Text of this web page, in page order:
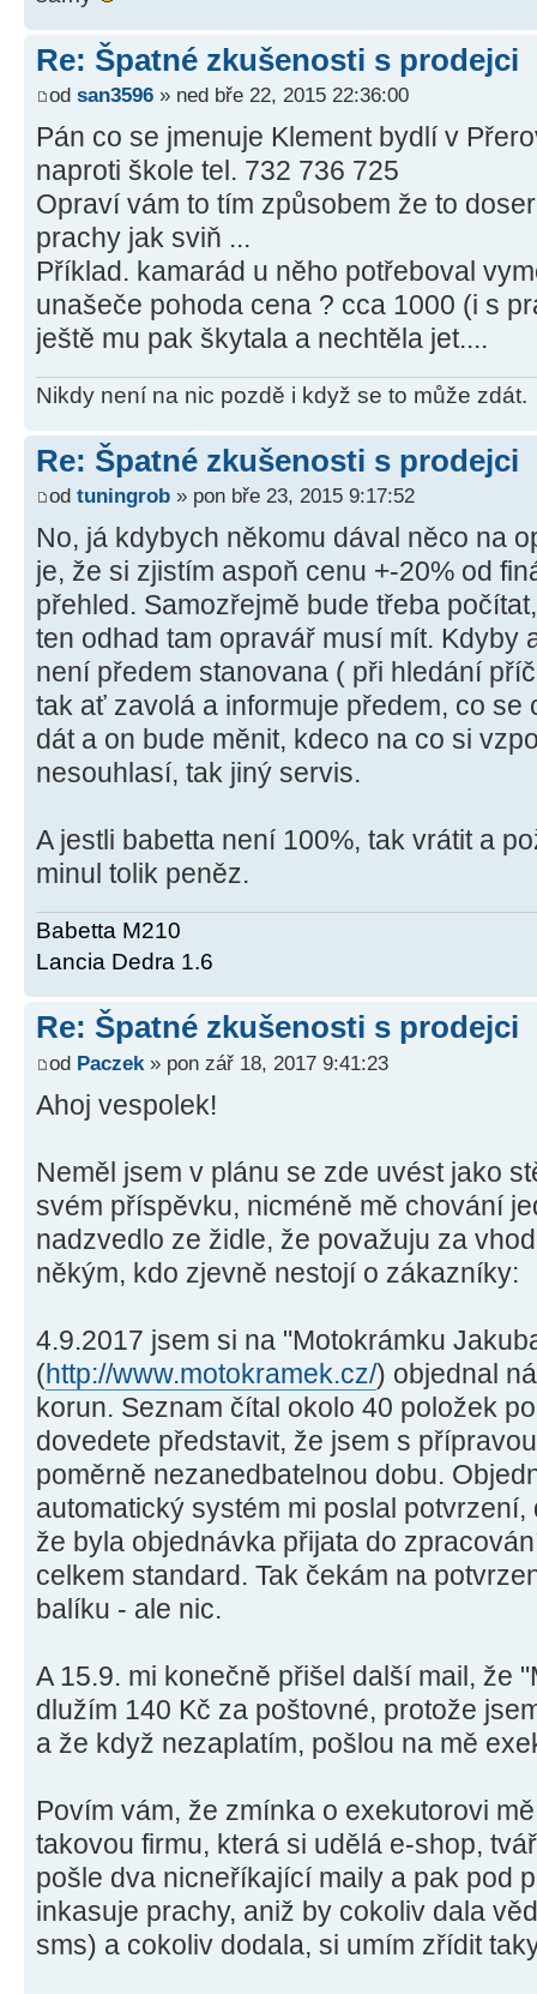
Re: Špatné zkušenosti s prodejci
od san3596 » ned bře 22, 2015 22:36:00
Pán co se jmenuje Klement bydlí v
naproti škole tel. 732 736 725
Opraví vám to tím způsobem že to
prachy jak sviň ...
Příklad. kamarád u něho potřeboval
unašeče pohoda cena ? cca 1000 (i s
ještě mu pak škytala a nechtěla jet....
Nikdy není na nic pozdě i když se to může zdát.
Re: Špatné zkušenosti s prodejci
od tuningrob » pon bře 23, 2015 9:17:52
No, já kdybych někomu dával něco na
je, že si zjistím aspoň cenu +-20% od
přehled. Samozřejmě bude třeba
ten odhad tam opravář musí mít. Kdyby
není předem stanovana ( při hledání
tak ať zavolá a informuje předem, co se
dát a on bude měnit, kdeco na co si
nesouhlasí, tak jiný servis.
A jestli babetta není 100%, tak vrátit a
minul tolik peněz.
Babetta M210
Lancia Dedra 1.6
Re: Špatné zkušenosti s prodejci
od Paczek » pon zář 18, 2017 9:41:23
Ahoj vespolek!
Neměl jsem v plánu se zde uvést jako
svém příspěvku, nicméně mě chování
nadzvedlo ze židle, že považuju za
někým, kdo zjevně nestojí o zákazníky:
4.9.2017 jsem si na "Motokrámku
(http://www.motokramek.cz/) objednal
korun. Seznam čítal okolo 40 položek
dovedete představit, že jsem s
poměrně nezanedbatelnou dobu.
automatický systém mi poslal
že byla objednávka přijata do
celkem standard. Tak čekám na
balíku - ale nic.
A 15.9. mi konečně přišel další mail, že
dlužím 140 Kč za poštovné, protože
a že když nezaplatím, pošlou na mě
Povím vám, že zmínka o exekutorovi
takovou firmu, která si udělá e-shop,
pošle dva nicneříkající maily a pak pod
inkasuje prachy, aniž by cokoliv dala
sms) a cokoliv dodala, si umím zřídit